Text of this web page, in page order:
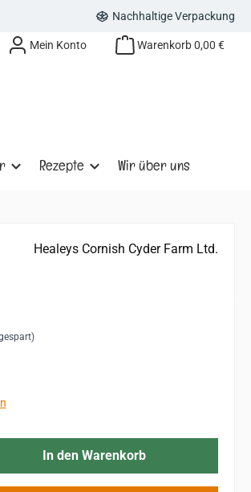
Nachhaltige Verpackung
Mein Konto Warenkorb0,00 €
Rezepte Wir über uns
Healeys Cornish Cyder Farm Ltd.
Wert ein oder benutze die Schaltflächen um die
In den Warenkorb